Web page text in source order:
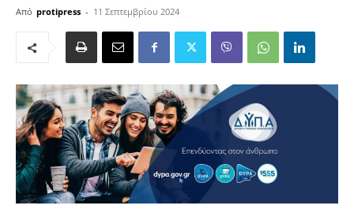
Από protipress - 11 Σεπτεμβρίου 2024